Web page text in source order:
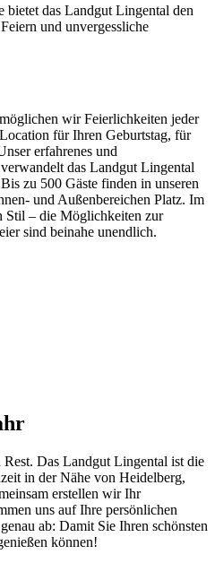
bietet das Landgut Lingental den
und unvergessliche
wir Feierlichkeiten jeder
für Ihren Geburtstag, für
erfahrenes und
das Landgut Lingental
zu 500 Gäste finden in unseren
und Außenbereichen Platz. Im
Stil – die Möglichkeiten zur
sind beinahe unendlich.
Rest. Das Landgut Lingental ist die
in der Nähe von Heidelberg,
erstellen wir Ihr
uns auf Ihre persönlichen
ab: Damit Sie Ihren schönsten
können!